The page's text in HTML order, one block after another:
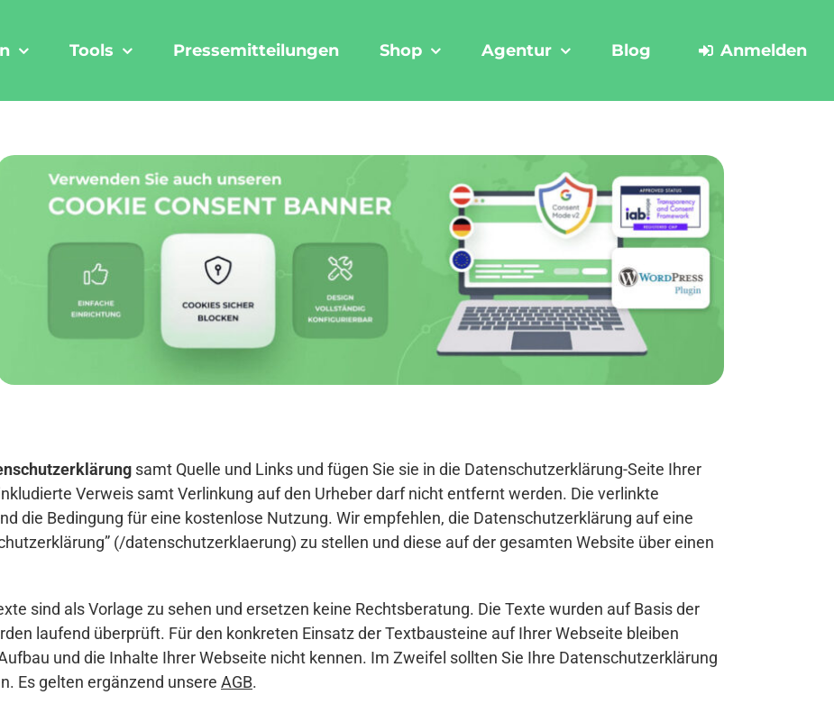
Tools Pressemitteilungen Shop Agentur Blog Anmelden
samt Quelle und Links und fügen Sie sie in die Datenschutzerklärung-Seite Ihrer
Verweis samt Verlinkung auf den Urheber darf nicht entfernt werden. Die verlinkte
die Bedingung für eine kostenlose Nutzung. Wir empfehlen, die Datenschutzerklärung auf eine
(/datenschutzerklaerung) zu stellen und diese auf der gesamten Website über einen
sind als Vorlage zu sehen und ersetzen keine Rechtsberatung. Die Texte wurden auf Basis der
laufend überprüft. Für den konkreten Einsatz der Textbausteine auf Ihrer Webseite bleiben
und die Inhalte Ihrer Webseite nicht kennen. Im Zweifel sollten Sie Ihre Datenschutzerklärung
Es gelten ergänzend unsere AGB.